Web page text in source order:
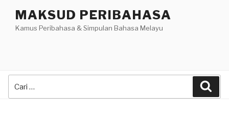
content
MAKSUD PERIBAHASA
Kamus Peribahasa & Simpulan Bahasa Melayu